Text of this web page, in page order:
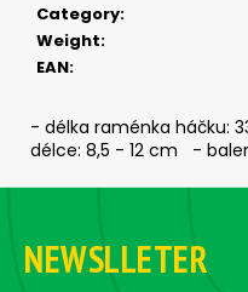
Category:
Weight:
EAN:
- délka raménka háčku:
délce: 8,5 - 12 cm -
e
c
m
m
e
F
NEWSLLETER